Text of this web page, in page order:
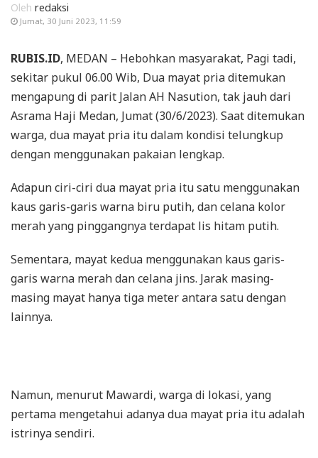
Oleh redaksi
Jumat, 30 Juni 2023, 11:59
RUBIS.ID, MEDAN – Hebohkan masyarakat, Pagi tadi,
sekitar pukul 06.00 Wib, Dua mayat pria ditemukan
mengapung di parit Jalan AH Nasution, tak jauh dari
Asrama Haji Medan, Jumat (30/6/2023). Saat ditemukan
warga, dua mayat pria itu dalam kondisi telungkup
dengan menggunakan pakaian lengkap.
Adapun ciri-ciri dua mayat pria itu satu menggunakan
kaus garis-garis warna biru putih, dan celana kolor
merah yang pinggangnya terdapat lis hitam putih.
Sementara, mayat kedua menggunakan kaus garis-
garis warna merah dan celana jins. Jarak masing-
masing mayat hanya tiga meter antara satu dengan
lainnya.
Namun, menurut Mawardi, warga di lokasi, yang
pertama mengetahui adanya dua mayat pria itu adalah
istrinya sendiri.